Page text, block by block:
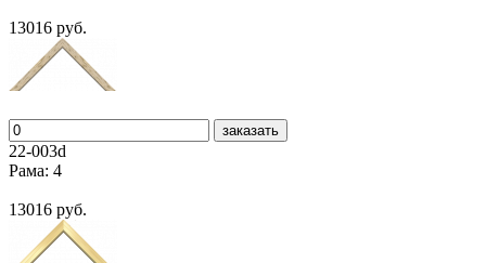
13016 руб.
заказать
22-003d
Рама: 4
13016 руб.